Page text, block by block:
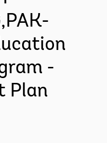
-
Plan